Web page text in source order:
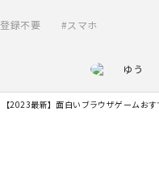
登録不要
スマホ
ゆう
【2023最新】面白いブラウザゲームお